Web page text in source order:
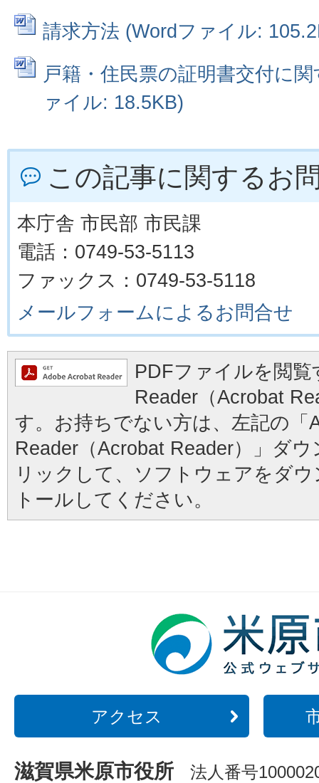
請求方法 (Wordファイル:
戸籍・住民票の証明書交付に
ァイル: 18.5KB)
この記事に関するお
本庁舎 市民部 市民課
電話：0749-53-5113
ファックス：0749-53-5118
メールフォームによるお問合せ
PDFファイルを閲
Reader（Acrobat
す。お持ちでない方は、左記の「
Reader（Acrobat Reader）」ダ
リックして、ソフトウェアをダ
トールしてください。
アクセス
滋賀県米原市役所 法人番号